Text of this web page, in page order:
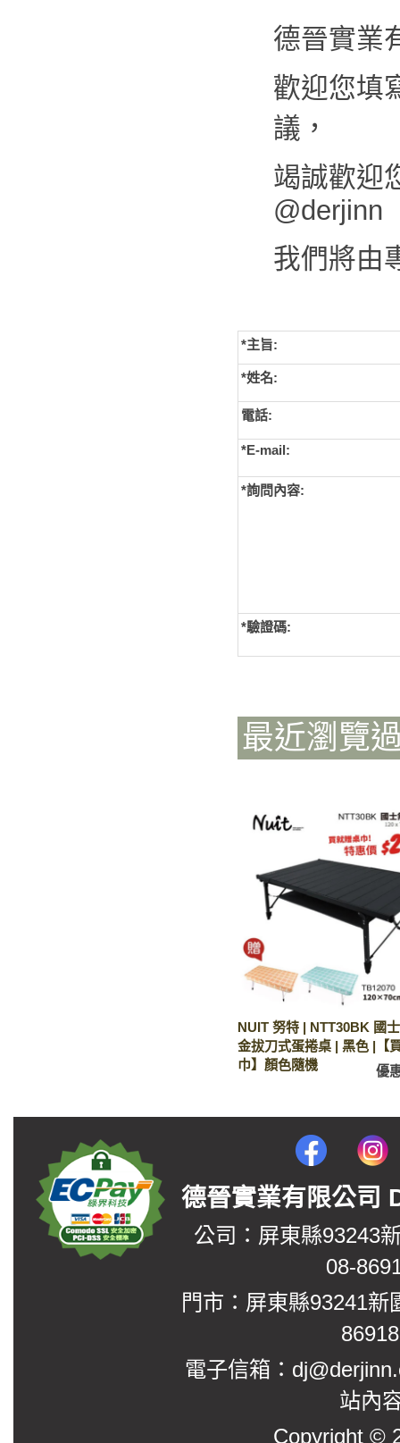
德晉實業
歡迎您填
議，
竭誠歡迎
@derjinn
我們將由
*主旨:
*姓名:
電話:
*E-mail:
*詢問內容:
*驗證碼:
最近瀏覽
NUIT 努特 | NTT30BK 國
金拔刀式蛋捲桌 | 黑色 |【
巾】顏色隨機
優
德晉實業有限公
公司：屏東縣93243
08-
門市：屏東縣93241
電子信箱：
站內
Copyright ©